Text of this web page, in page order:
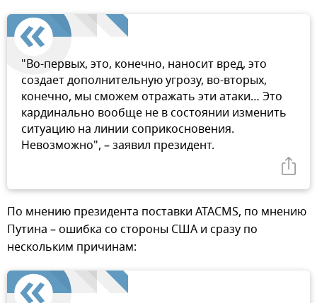
"Во-первых, это, конечно, наносит вред, это
создает дополнительную угрозу, во-вторых,
конечно, мы сможем отражать эти атаки… Это
кардинально вообще не в состоянии изменить
ситуацию на линии соприкосновения.
Невозможно", – заявил президент.
По мнению президента поставки ATACMS, по мнению
Путина – ошибка со стороны США и сразу по
нескольким причинам: